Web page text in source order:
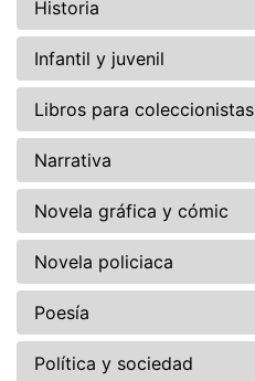
Historia
Infantil y juvenil
Libros para coleccionistas
Narrativa
Novela gráfica y cómic
Novela policiaca
Poesía
Política y sociedad